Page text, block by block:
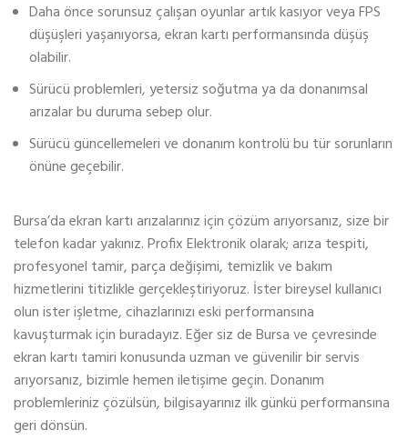
Daha önce sorunsuz çalışan oyunlar artık kasıyor veya FPS
düşüşleri yaşanıyorsa, ekran kartı performansında düşüş
olabilir.
Sürücü problemleri, yetersiz soğutma ya da donanımsal
arızalar bu duruma sebep olur.
Sürücü güncellemeleri ve donanım kontrolü bu tür sorunların
önüne geçebilir.
Bursa’da ekran kartı arızalarınız için çözüm arıyorsanız, size bir
telefon kadar yakınız. Profix Elektronik olarak; arıza tespiti,
profesyonel tamir, parça değişimi, temizlik ve bakım
hizmetlerini titizlikle gerçekleştiriyoruz. İster bireysel kullanıcı
olun ister işletme, cihazlarınızı eski performansına
kavuşturmak için buradayız. Eğer siz de Bursa ve çevresinde
ekran kartı tamiri konusunda uzman ve güvenilir bir servis
arıyorsanız, bizimle hemen iletişime geçin. Donanım
problemleriniz çözülsün, bilgisayarınız ilk günkü performansına
geri dönsün.